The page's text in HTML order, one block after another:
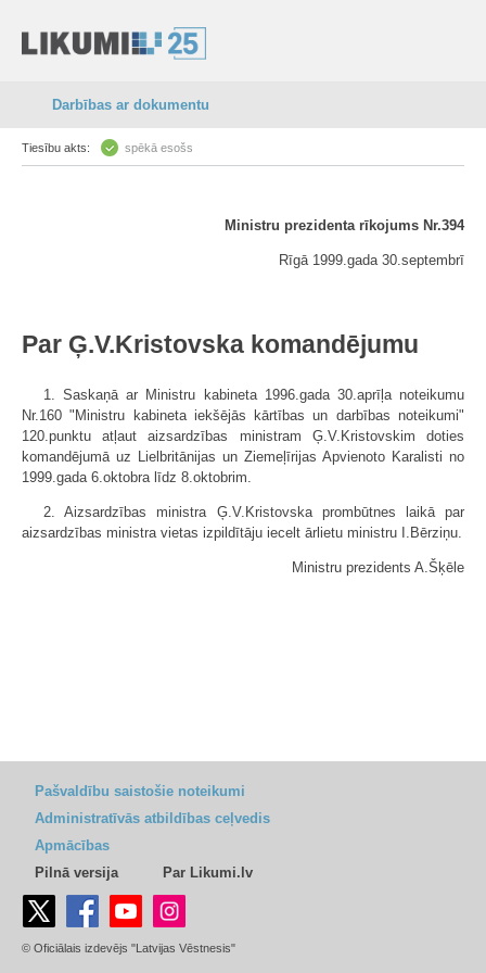
Darbības ar dokumentu
Tiesību akts: spēkā esošs
Ministru prezidenta rīkojums Nr.394
Rīgā 1999.gada 30.septembrī
Par Ģ.V.Kristovska komandējumu
1. Saskaņā ar Ministru kabineta 1996.gada 30.aprīļa noteikumu
Nr.160 "Ministru kabineta iekšējās kārtības un darbības noteikumi"
120.punktu atļaut aizsardzības ministram Ģ.V.Kristovskim doties
komandējumā uz Lielbritānijas un Ziemeļīrijas Apvienoto Karalisti no
1999.gada 6.oktobra līdz 8.oktobrim.
2. Aizsardzības ministra Ģ.V.Kristovska prombūtnes laikā par
aizsardzības ministra vietas izpildītāju iecelt ārlietu ministru I.Bērziņu.
Ministru prezidents A.Šķēle
Pašvaldību saistošie noteikumi
Administratīvās atbildības ceļvedis
Apmācības
Pilnā versija
Par Likumi.lv
© Oficiālais izdevējs "Latvijas Vēstnesis"